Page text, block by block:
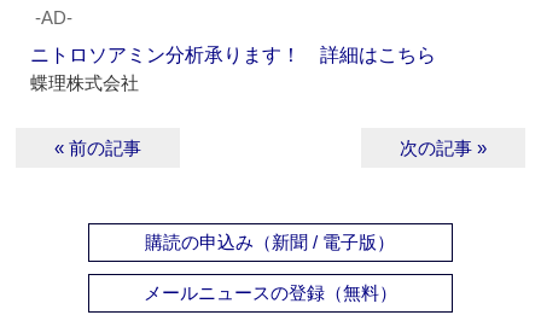
‐AD‐
ニトロソアミン分析承ります！ 詳細はこちら
蝶理株式会社
« 前の記事 次の記事 »
購読の申込み（新聞 / 電子版）
メールニュースの登録（無料）